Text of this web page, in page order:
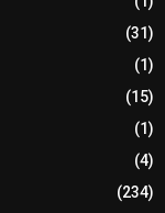
(31)
(1)
(15)
(1)
(4)
(234)